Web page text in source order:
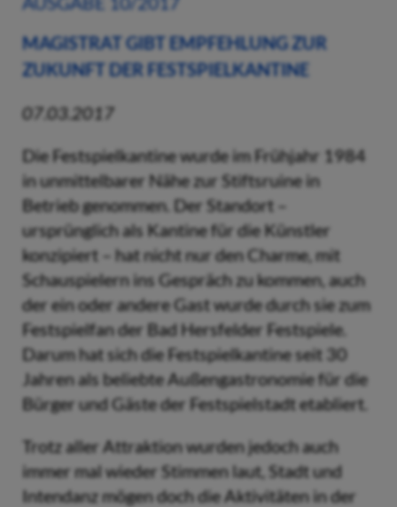
MAGISTRAT GIBT EMPFEHLUNG ZUR
ZUKUNFT DER FESTSPIELKANTINE
07.03.2017
Die Festspielkantine wurde im Frühjahr 1984
in unmittelbarer Nähe zur Stiftsruine in
Betrieb genommen. Der Standort –
ursprünglich als Kantine für die Künstler
konzipiert – hat nicht nur den Charme, mit
Schauspielern ins Gespräch zu kommen, auch
der ein oder andere Gast wurde durch sie zum
Festspielfan der Bad Hersfelder Festspiele.
Darum hat sich die Festspielkantine seit 30
Jahren als beliebte Außengastronomie für die
Bürger und Gäste der Festspielstadt etabliert.
Trotz aller Attraktion wurden jedoch auch
immer mal wieder Stimmen laut, Stadt und
Intendanz mögen doch die Aktivitäten in der